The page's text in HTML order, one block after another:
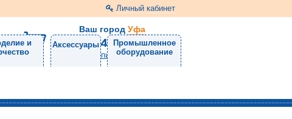
Личный кабинет
Ваш город Уфа
8 (3472) 11-71-72
Напишите нам
и
Аксессуары
Промышленное
оборудование